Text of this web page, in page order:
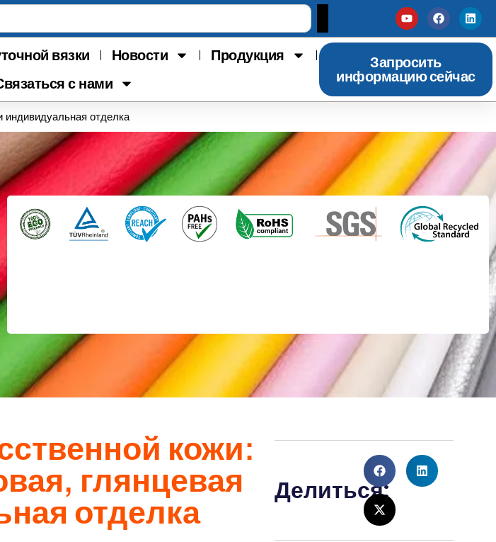
вязки Новости
Продукция
с нами
Запросить
информацию сейчас
индивидуальная отделка
кожи:
глянцевая
отделка
Делиться: